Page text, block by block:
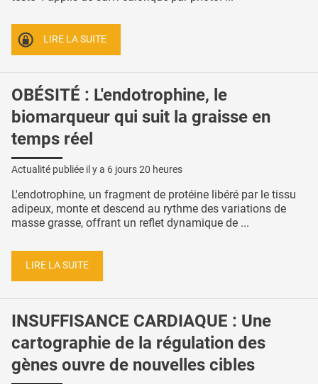
LIRE LA SUITE
OBÉSITÉ : L'endotrophine, le
biomarqueur qui suit la graisse en
temps réel
Actualité publiée il y a 6 jours 20 heures
L'endotrophine, un fragment de protéine libéré par le tissu
adipeux, monte et descend au rythme des variations de
masse grasse, offrant un reflet dynamique de ...
LIRE LA SUITE
INSUFFISANCE CARDIAQUE : Une
cartographie de la régulation des
gènes ouvre de nouvelles cibles